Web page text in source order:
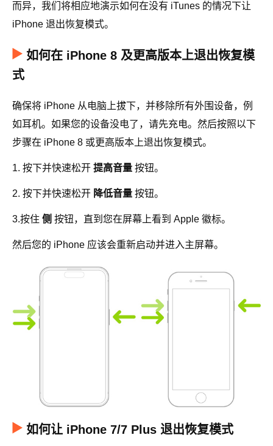
而异，我们将相应地演示如何在没有 iTunes 的情况下让
iPhone 退出恢复模式。
如何在 iPhone 8 及更高版本上退出恢复模
式
确保将 iPhone 从电脑上拔下，并移除所有外围设备，例
如耳机。如果您的设备没电了，请先充电。然后按照以下
步骤在 iPhone 8 或更高版本上退出恢复模式。
1. 按下并快速松开 提高音量 按钮。
2. 按下并快速松开 降低音量 按钮。
3.按住 侧 按钮，直到您在屏幕上看到 Apple 徽标。
然后您的 iPhone 应该会重新启动并进入主屏幕。
如何让 iPhone 7/7 Plus 退出恢复模式